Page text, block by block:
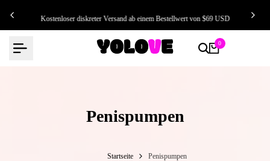
Inhalt
springen
Kostenloser diskreter Versand ab einem Bestellwert von $69 USD
0
Penispumpen
Startseite Penispumpen